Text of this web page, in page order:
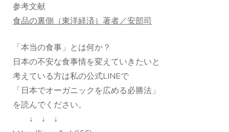
参考文献
食品の裏側（東洋経済）著者／安部司
「本当の食事」とは何か？
日本の不安な食事情を変えていきたいと
考えている方は私の公式LINEで
「日本でオーガニックを広める必勝法」
を読んでください。
↓ ↓ ↓